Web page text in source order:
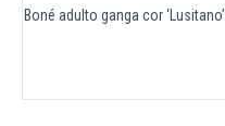
Boné adulto ganga cor ‘Lusitano’